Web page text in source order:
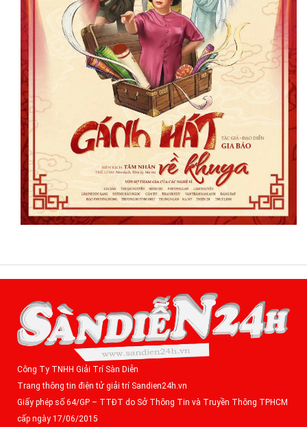
Công Ty TNHH Giải Trí Sàn Diễn
Trang thông tin điện tử giải trí Sandien24h.vn
Giấy phép số 64/GP – TTĐT do Sở Thông Tin và Truyền Thông TPHCM
cấp ngày 17/06/2015